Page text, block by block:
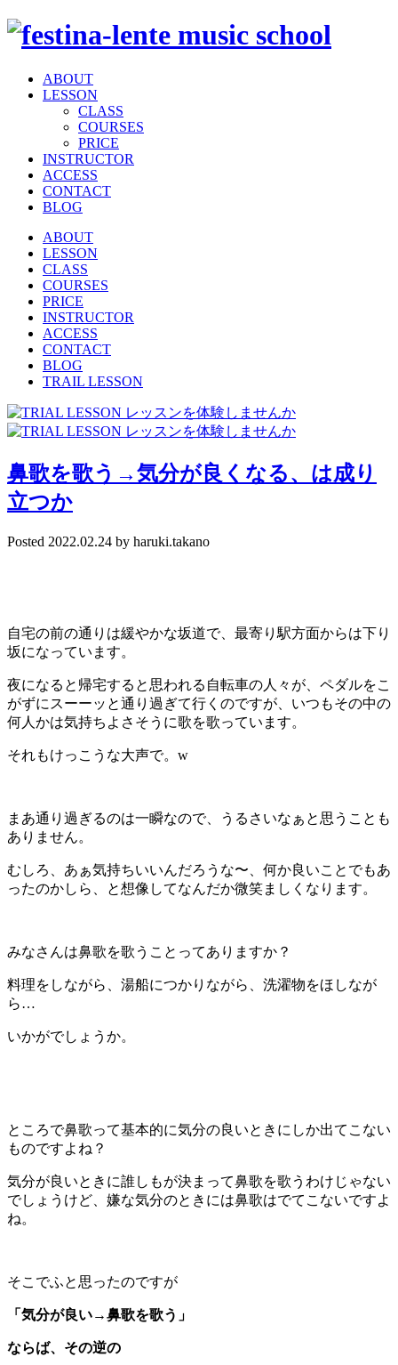
ABOUT
LESSON
CLASS
COURSES
PRICE
INSTRUCTOR
ACCESS
CONTACT
BLOG
ABOUT
LESSON
CLASS
COURSES
PRICE
INSTRUCTOR
ACCESS
CONTACT
BLOG
TRAIL LESSON
鼻歌を歌う→気分が良くなる、は成り
立つか
Posted 2022.02.24 by haruki.takano
自宅の前の通りは緩やかな坂道で、最寄り駅方面からは下り
坂になっています。
夜になると帰宅すると思われる自転車の人々が、ペダルをこ
がずにスーーッと通り過ぎて行くのですが、いつもその中の
何人かは気持ちよさそうに歌を歌っています。
それもけっこうな大声で。w
まあ通り過ぎるのは一瞬なので、うるさいなぁと思うことも
ありません。
むしろ、あぁ気持ちいいんだろうな〜、何か良いことでもあ
ったのかしら、と想像してなんだか微笑ましくなります。
みなさんは鼻歌を歌うことってありますか？
料理をしながら、湯船につかりながら、洗濯物をほしなが
ら…
いかがでしょうか。
ところで鼻歌って基本的に気分の良いときにしか出てこない
ものですよね？
気分が良いときに誰しもが決まって鼻歌を歌うわけじゃない
でしょうけど、嫌な気分のときには鼻歌はでてこないですよ
ね。
そこでふと思ったのですが
「気分が良い→鼻歌を歌う」
ならば、その逆の